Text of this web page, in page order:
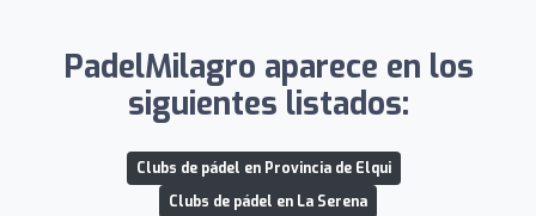
PadelMilagro aparece en los
siguientes listados:
Clubs de pádel en Provincia de Elqui
Clubs de pádel en La Serena